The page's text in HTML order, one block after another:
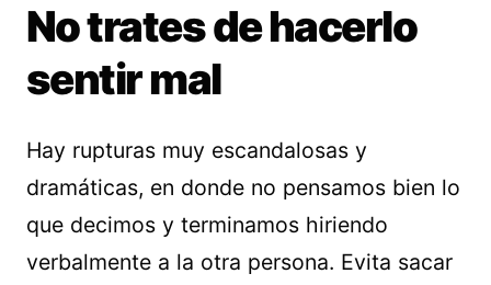
No trates de hacerlo
sentir mal
Hay rupturas muy escandalosas y
dramáticas, en donde no pensamos bien lo
que decimos y terminamos hiriendo
verbalmente a la otra persona. Evita sacar